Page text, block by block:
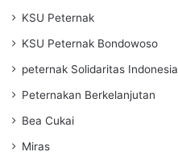
KSU Peternak
KSU Peternak Bondowoso
peternak Solidaritas Indonesia
Peternakan Berkelanjutan
Bea Cukai
Miras